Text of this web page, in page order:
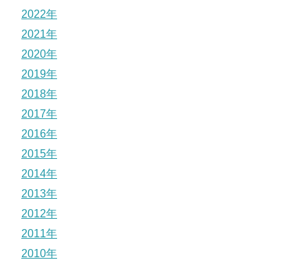
2022年
2021年
2020年
2019年
2018年
2017年
2016年
2015年
2014年
2013年
2012年
2011年
2010年